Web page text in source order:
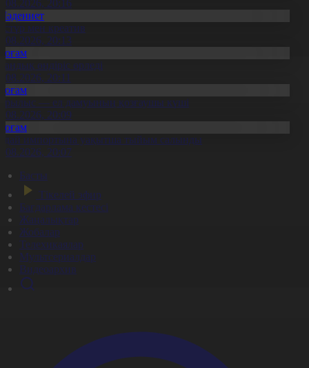
20:16
мен креатив
20:13
өндіріс өрледі
20:11
— ел дамуының қозғаушы күші
20:09
импортына уақытша тыйым салынды
20:07
Басты
Тікелей эфир
Бағдарлама кестесі
Жаңалықтар
Жобалар
Телехикаялар
Мультсериалдар
Видеоархив